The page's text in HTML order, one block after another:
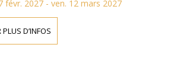
févr. 2027 - ven. 12 mars 2027
PLUS D’INFOS